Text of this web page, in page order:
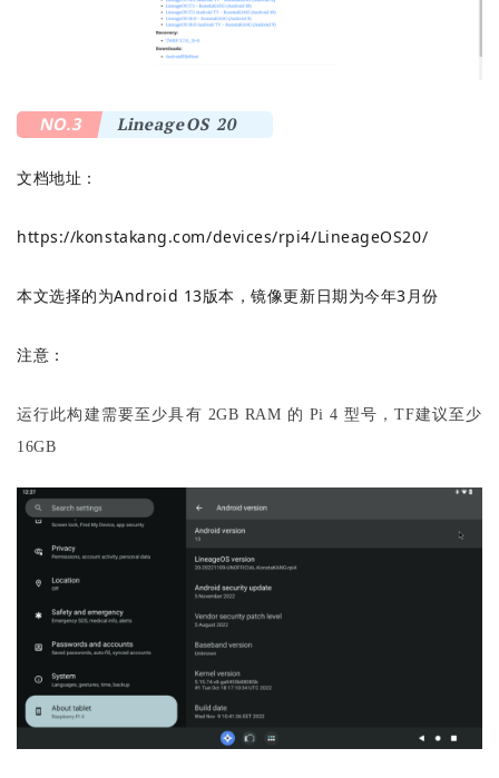
NO.3 LineageOS 20
文档地址：
https://konstakang.com/devices/rpi4/LineageOS20/
本文选择的为Android 13版本，镜像更新日期为今年3月份
注意：
运行此构建需要至少具有 2GB RAM 的 Pi 4 型号，TF建议至少
16GB